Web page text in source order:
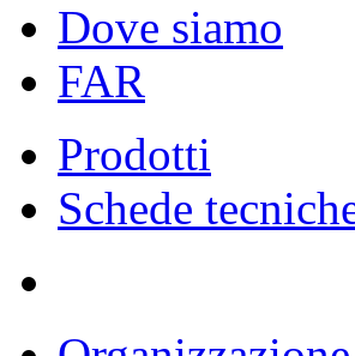
Dove siamo
FAR
Prodotti
Schede